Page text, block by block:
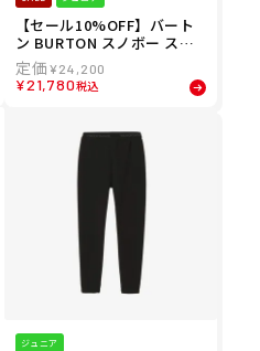
【セール10%OFF】バート
ン BURTON スノボー スノ
ボ スノーボード ウェア ビブ
パンツ つなぎ トドラー 2L
ワンピース 221741 ジュニ
の子 25-26
¥24,200
¥21,780税込
ジュニア